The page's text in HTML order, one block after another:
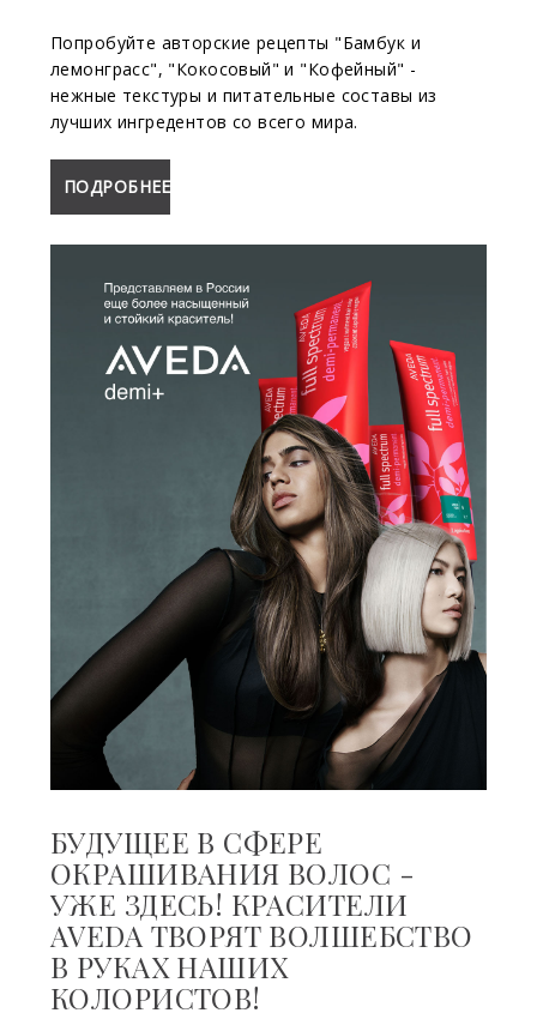
Попробуйте авторские рецепты "Бамбук и
лемонграсс", "Кокосовый" и "Кофейный" -
нежные текстуры и питательные составы из
лучших ингредентов со всего мира.
ПОДРОБНЕЕ
БУДУЩЕЕ В СФЕРЕ
ОКРАШИВАНИЯ ВОЛОС -
УЖЕ ЗДЕСЬ! КРАСИТЕЛИ
AVEDA ТВОРЯТ ВОЛШЕБСТВО
В РУКАХ НАШИХ
КОЛОРИСТОВ!